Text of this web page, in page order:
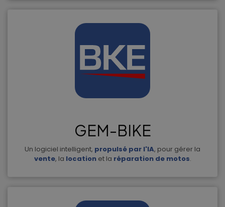
GEM-BIKE
Un logiciel intelligent, propulsé par l'IA, pour gérer la
vente, la locationet la réparation de motos.